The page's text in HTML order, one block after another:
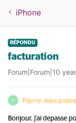
iPhone
RÉPONDU
facturation
Forum|Forum|10
P Pierre-
Bonjour, j'ai depasse